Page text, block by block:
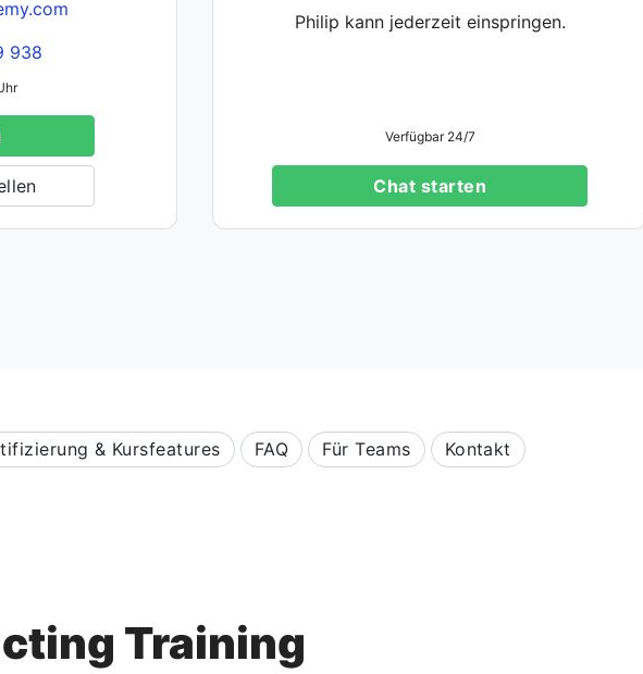
938
Philip kann jederzeit einspringen.
Verfügbar 24/7
Chat starten
& Kursfeatures FAQ Für Teams Kontakt
Training